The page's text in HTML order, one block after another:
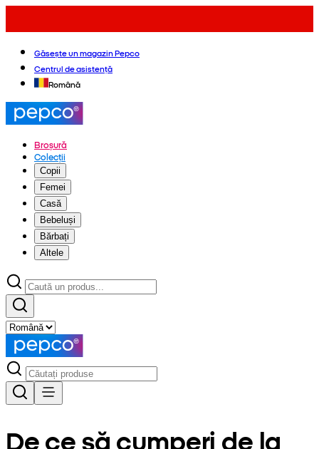
Găsește un magazin Pepco
Centrul de asistență
Română
Broșură
Colecții
Copii
Femei
Casă
Bebeluși
Bărbați
Altele
De ce să cumperi de la